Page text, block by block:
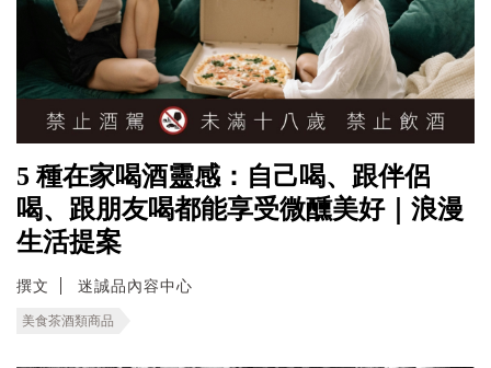
5 種在家喝酒靈感：自己喝、跟伴侶
喝、跟朋友喝都能享受微醺美好｜浪漫
生活提案
撰文 迷誠品內容中心
美食茶酒類商品